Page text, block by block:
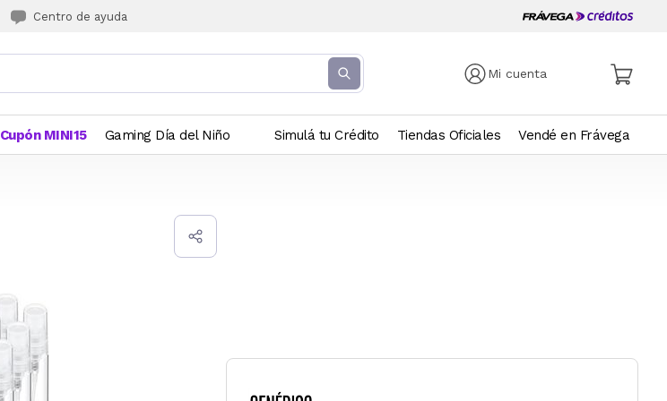
Centro de ayuda
Mi cuenta
Cupón MINI15 Gaming Día del Niño Simulá tu Crédito Tiendas Oficiales Vendé en Frávega